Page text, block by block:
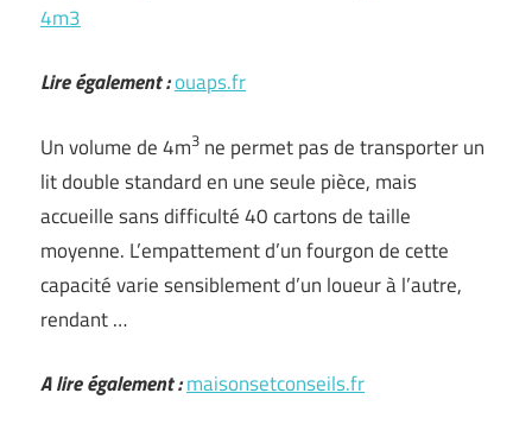
4m3
Lire également :ouaps.fr
Un volume de 4m3 ne permet pas de transporter un
lit double standard en une seule pièce, mais
accueille sans difficulté 40 cartons de taille
moyenne. L’empattement d’un fourgon de cette
capacité varie sensiblement d’un loueur à l’autre,
rendant …
A lire également :maisonsetconseils.fr